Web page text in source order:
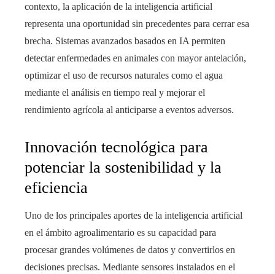
contexto, la aplicación de la inteligencia artificial
representa una oportunidad sin precedentes para cerrar esa
brecha. Sistemas avanzados basados en IA permiten
detectar enfermedades en animales con mayor antelación,
optimizar el uso de recursos naturales como el agua
mediante el análisis en tiempo real y mejorar el
rendimiento agrícola al anticiparse a eventos adversos.
Innovación tecnológica para
potenciar la sostenibilidad y la
eficiencia
Uno de los principales aportes de la inteligencia artificial
en el ámbito agroalimentario es su capacidad para
procesar grandes volúmenes de datos y convertirlos en
decisiones precisas. Mediante sensores instalados en el